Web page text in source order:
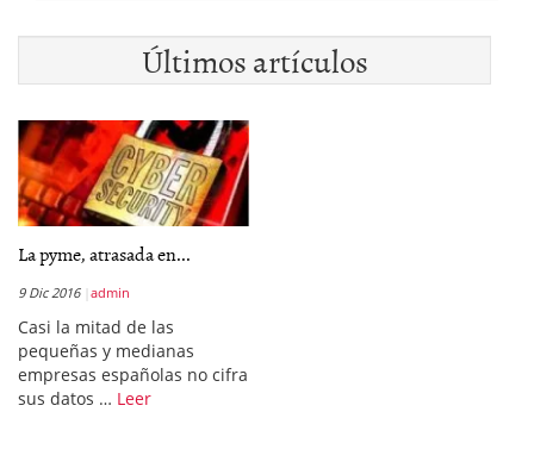
Últimos artículos
La pyme, atrasada en...
9 Dic 2016 admin
Casi la mitad de las
pequeñas y medianas
empresas españolas no cifra
sus datos … Leer